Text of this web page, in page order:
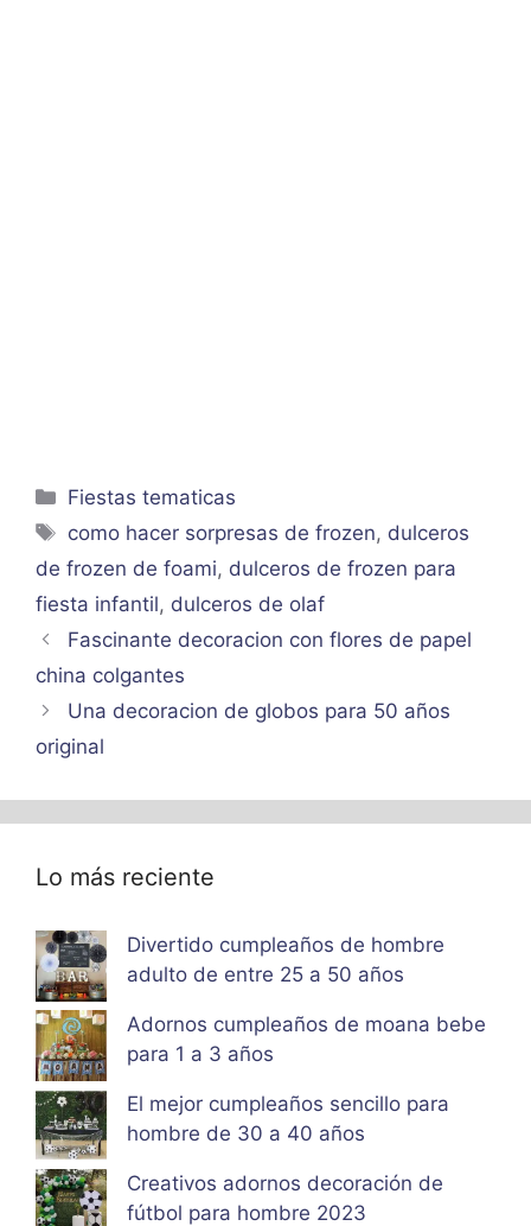
Categorías
Fiestas tematicas
Etiquetas
como hacer sorpresas de frozen, dulceros
de frozen de foami, dulceros de frozen para
fiesta infantil, dulceros de olaf
Fascinante decoracion con flores de papel
china colgantes
Una decoracion de globos para 50 años
original
Lo más reciente
Divertido cumpleaños de hombre
adulto de entre 25 a 50 años
Adornos cumpleaños de moana bebe
para 1 a 3 años
El mejor cumpleaños sencillo para
hombre de 30 a 40 años
Creativos adornos decoración de
fútbol para hombre 2023